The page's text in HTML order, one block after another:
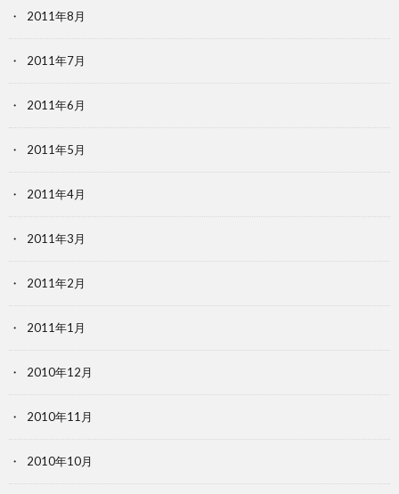
2011年8月
2011年7月
2011年6月
2011年5月
2011年4月
2011年3月
2011年2月
2011年1月
2010年12月
2010年11月
2010年10月